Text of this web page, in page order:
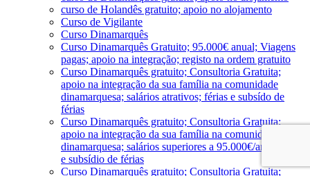
curso de Holandês gratuito; apoio no alojamento
Curso de Vigilante
Curso Dinamarquês
Curso Dinamarquês Gratuito; 95.000€ anual; Viagens
pagas; apoio na integração; registo na ordem gratuito
Curso Dinamarquês gratuito; Consultoria Gratuita;
apoio na integração da sua família na comunidade
dinamarquesa; salários atrativos; férias e subsído de
férias
Curso Dinamarquês gratuito; Consultoria Gratuita;
apoio na integração da sua família na comunidade
dinamarquesa; salários superiores a 95.000€/ano; férias
e subsídio de férias
Curso Dinamarquês gratuito; Consultoria Gratuita;